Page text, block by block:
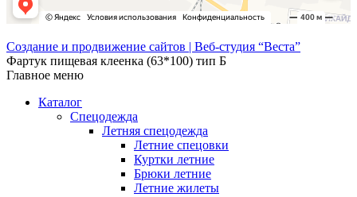
Создание и продвижение сайтов | Веб-студия “Веста”
Фартук пищевая клеенка (63*100) тип Б
Главное меню
Каталог
Спецодежда
Летняя спецодежда
Летние спецовки
Куртки летние
Брюки летние
Летние жилеты